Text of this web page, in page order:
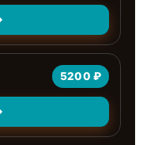
5200 ₽